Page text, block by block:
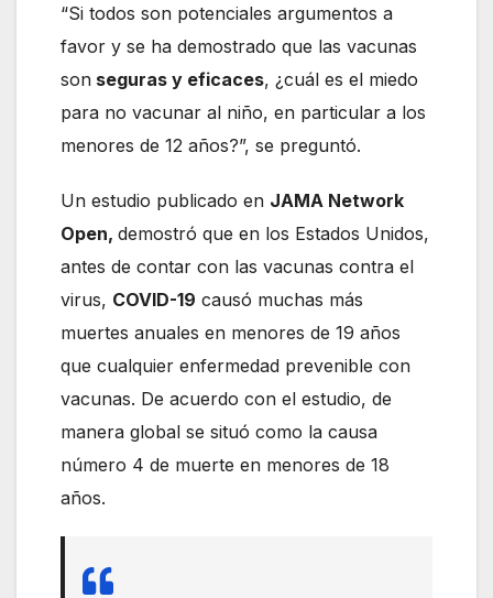
“Si todos son potenciales argumentos a
favor y se ha demostrado que las vacunas
son seguras y eficaces, ¿cuál es el miedo
para no vacunar al niño, en particular a los
menores de 12 años?”, se preguntó.
Un estudio publicado en JAMA Network
Open, demostró que en los Estados Unidos,
antes de contar con las vacunas contra el
virus, COVID-19 causó muchas más
muertes anuales en menores de 19 años
que cualquier enfermedad prevenible con
vacunas. De acuerdo con el estudio, de
manera global se situó como la causa
número 4 de muerte en menores de 18
años.